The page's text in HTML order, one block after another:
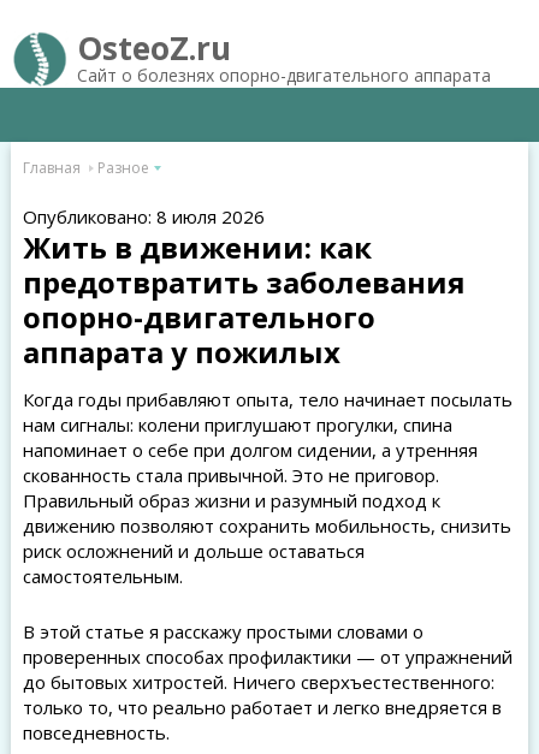
OsteoZ.ru
Сайт о болезнях опорно-двигательного аппарата
Главная Разное
Опубликовано: 8 июля 2026
Жить в движении: как
предотвратить заболевания
опорно-двигательного
аппарата у пожилых
Когда годы прибавляют опыта, тело начинает посылать
нам сигналы: колени приглушают прогулки, спина
напоминает о себе при долгом сидении, а утренняя
скованность стала привычной. Это не приговор.
Правильный образ жизни и разумный подход к
движению позволяют сохранить мобильность, снизить
риск осложнений и дольше оставаться
самостоятельным.
В этой статье я расскажу простыми словами о
проверенных способах профилактики — от упражнений
до бытовых хитростей. Ничего сверхъестественного:
только то, что реально работает и легко внедряется в
повседневность.